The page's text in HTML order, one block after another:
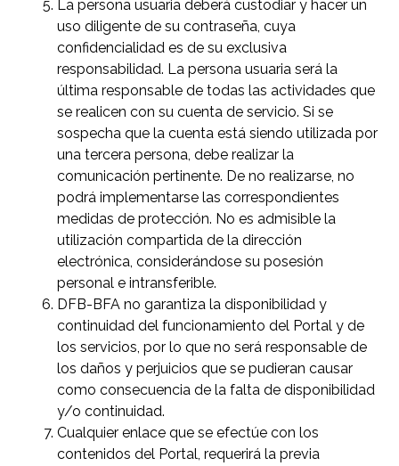
La persona usuaria deberá custodiar y hacer un
uso diligente de su contraseña, cuya
confidencialidad es de su exclusiva
responsabilidad. La persona usuaria será la
última responsable de todas las actividades que
se realicen con su cuenta de servicio. Si se
sospecha que la cuenta está siendo utilizada por
una tercera persona, debe realizar la
comunicación pertinente. De no realizarse, no
podrá implementarse las correspondientes
medidas de protección. No es admisible la
utilización compartida de la dirección
electrónica, considerándose su posesión
personal e intransferible.
DFB-BFA no garantiza la disponibilidad y
continuidad del funcionamiento del Portal y de
los servicios, por lo que no será responsable de
los daños y perjuicios que se pudieran causar
como consecuencia de la falta de disponibilidad
y/o continuidad.
Cualquier enlace que se efectúe con los
contenidos del Portal, requerirá la previa